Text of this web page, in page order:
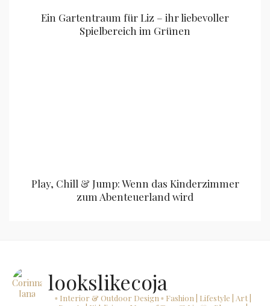
Ein Gartentraum für Liz – ihr liebevoller
Spielbereich im Grünen
Play, Chill & Jump: Wenn das Kinderzimmer
zum Abenteuerland wird
lookslikecoja
▫ Interior & Outdoor Design▫ Fashion | Lifestyle | Art |